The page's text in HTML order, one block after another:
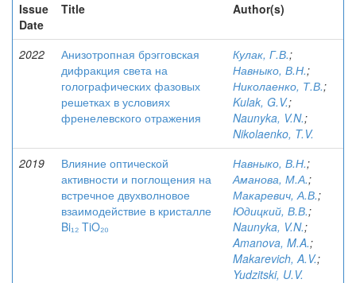
Issue
Date
Title Author(s)
2022
Анизотропная брэгговская
дифракция света на
голографических фазовых
решетках в условиях
френелевского отражения
Кулак, Г.В.;
Навныко, В.Н.;
Николаенко, Т.В.;
Kulak, G.V.;
Naunyka, V.N.;
Nikolaenko, T.V.
2019
Влияние оптической
активности и поглощения на
встречное двухволновое
взаимодействие в кристалле
Bi₁₂ TiO₂₀
Навныко, В.Н.;
Аманова, М.А.;
Макаревич, А.В.;
Юдицкий, В.В.;
Naunyka, V.N.;
Amanova, M.A.;
Makarevich, A.V.;
Yudzitski, U.V.